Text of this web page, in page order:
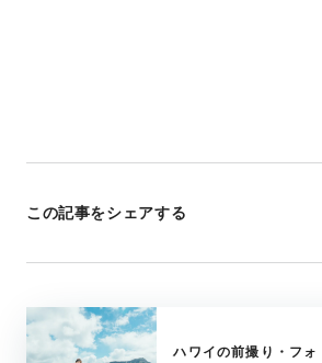
この記事をシェアする
ハワイの前撮り・フ